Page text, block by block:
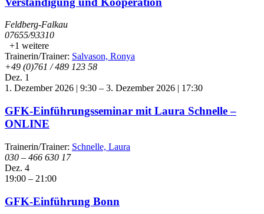
Feldberg-Falkau
07655/93310
+1 weitere
Trainerin/Trainer: Salvason, Ronya
+49 (0)761 / 489 123 58
Dez. 1
1. Dezember 2026 | 9:30 – 3. Dezember 2026 | 17:30
GFK-Einführungsseminar mit Laura Schnelle –
ONLINE
Trainerin/Trainer: Schnelle, Laura
030 – 466 630 17
Dez. 4
19:00 – 21:00
GFK-Einführung Bonn